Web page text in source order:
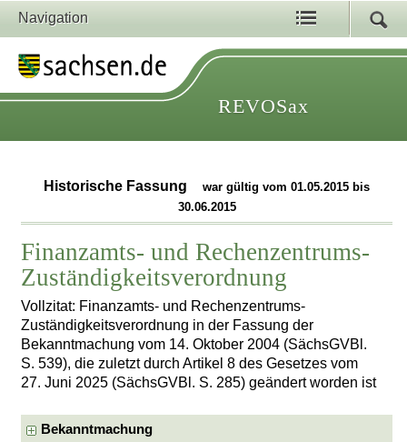
Navigation
REVOSax
Historische Fassung
war gültig vom 01.05.2015 bis
30.06.2015
Finanzamts- und Rechenzentrums-
Zuständigkeitsverordnung
Vollzitat: Finanzamts- und Rechenzentrums-
Zuständigkeitsverordnung in der Fassung der
Bekanntmachung vom 14. Oktober 2004 (SächsGVBl.
S. 539), die zuletzt durch Artikel 8 des Gesetzes vom
27. Juni 2025 (SächsGVBl. S. 285) geändert worden ist
Bekanntmachung